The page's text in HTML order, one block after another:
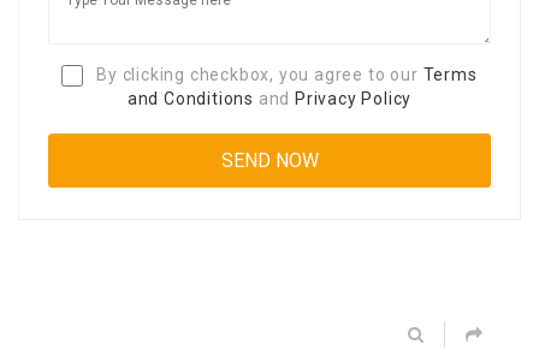
By clicking checkbox, you agree to our Terms
and Conditions and Privacy Policy